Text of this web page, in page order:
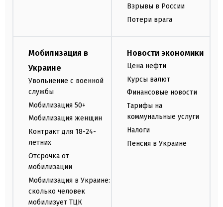
Взрывы в России
Потери врага
Мобилизация в
Украине
Увольнение с военной
службы
Мобилизация 50+
Мобилизация женщин
Контракт для 18-24-
летних
Отсрочка от
мобилизации
Мобилизация в Украине:
сколько человек
мобилизует ТЦК
Новости экономики
Цена нефти
Курсы валют
Финансовые новости
Тарифы на
коммунальные услуги
Налоги
Пенсия в Украине